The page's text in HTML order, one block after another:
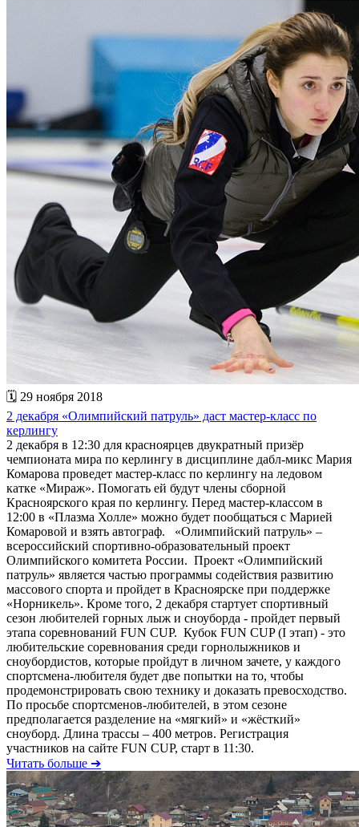
🗓 29 ноября 2018
2 декабря «Олимпийский патруль» даст мастер-класс по
керлингу
2 декабря в 12:30 для красноярцев двукратный призёр
чемпионата мира по керлингу в дисциплине дабл-микс Мария
Комарова проведет мастер-класс по керлингу на ледовом
катке «Мираж». Помогать ей будут члены сборной
Красноярского края по керлингу. Перед мастер-классом в
12:00 в «Плазма Холле» можно будет пообщаться с Марией
Комаровой и взять автограф. «Олимпийский патруль» –
всероссийский спортивно-образовательный проект
Олимпийского комитета России. Проект «Олимпийский
патруль» является частью программы содействия развитию
массового спорта и пройдет в Красноярске при поддержке
«Норникель». Кроме того, 2 декабря стартует спортивный
сезон любителей горных лыж и сноуборда - пройдет первый
этапа соревнований FUN CUP. Кубок FUN CUP (I этап) - это
любительские соревнования среди горнолыжников и
сноубордистов, которые пройдут в личном зачете, у каждого
спортсмена-любителя будет две попытки на то, чтобы
продемонстрировать свою технику и доказать превосходство.
По просьбе спортсменов-любителей, в этом сезоне
предполагается разделение на «мягкий» и «жёсткий»
сноуборд. Длина трассы – 400 метров. Регистрация
участников на сайте FUN CUP, старт в 11:30.
Читать больше ➔